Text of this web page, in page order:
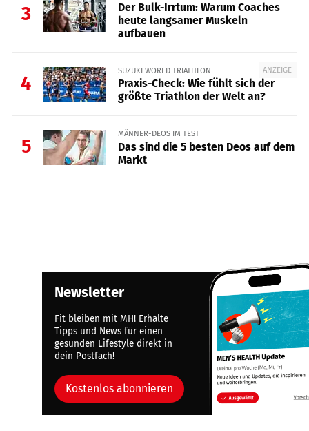
3
Der Bulk-Irrtum: Warum Coaches
heute langsamer Muskeln
aufbauen
4
ANZEIGE
SUZUKI WORLD TRIATHLON
Praxis-Check: Wie fühlt sich der
größte Triathlon der Welt an?
5
MÄNNER-DEOS IM TEST
Das sind die 5 besten Deos auf dem
Markt
Newsletter
Fit bleiben mit MH! Erhalte
Tipps und News für einen
gesunden Lifestyle direkt in
dein Postfach!
Kostenlos abonnieren